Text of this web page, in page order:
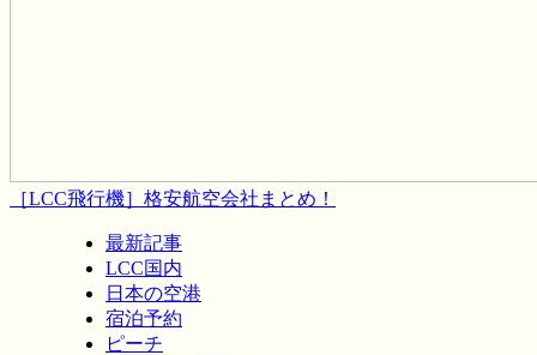
［LCC飛行機］格安航空会社まとめ！
最新記事
LCC国内
日本の空港
宿泊予約
ピーチ